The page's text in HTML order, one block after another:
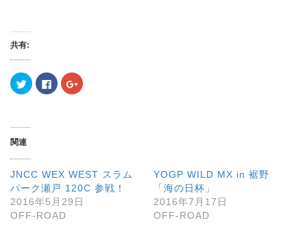
共有:
ク
リ
T
t
e
r
で
共
有
(
新
F
a
す
る
に
は
ク
リ
ッ
ク
リ
e
+
で
共
有
関連
JNCC WEX WEST スラム
パーク瀬戸 120C 参戦！
2016年5月29日
OFF-ROAD
YOGP WILD MX in 裾野
「海の日杯」
2016年7月17日
OFF-ROAD